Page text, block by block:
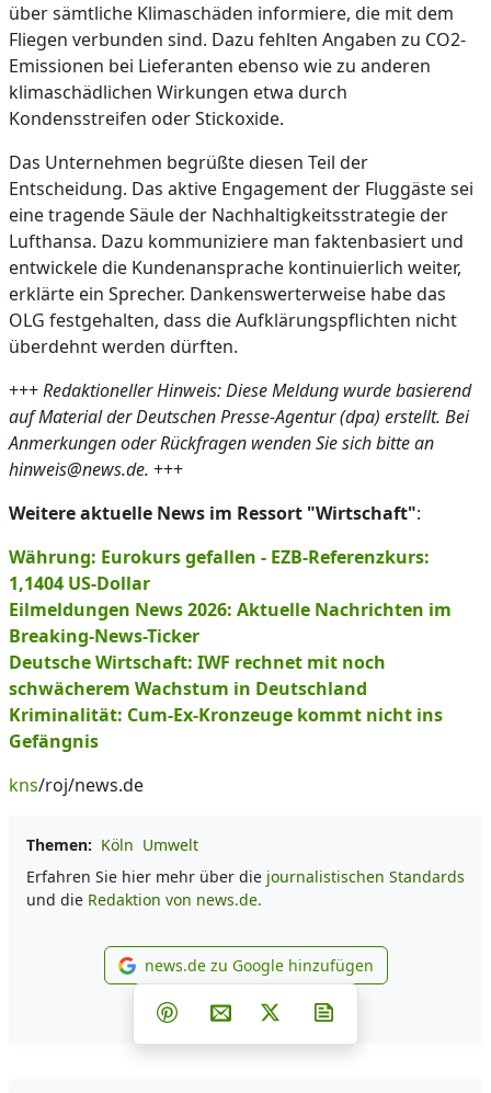
über sämtliche Klimaschäden informiere, die mit dem
Fliegen verbunden sind. Dazu fehlten Angaben zu CO2-
Emissionen bei Lieferanten ebenso wie zu anderen
klimaschädlichen Wirkungen etwa durch
Kondensstreifen oder Stickoxide.
Das Unternehmen begrüßte diesen Teil der
Entscheidung. Das aktive Engagement der Fluggäste sei
eine tragende Säule der Nachhaltigkeitsstrategie der
Lufthansa. Dazu kommuniziere man faktenbasiert und
entwickele die Kundenansprache kontinuierlich weiter,
erklärte ein Sprecher. Dankenswerterweise habe das
OLG festgehalten, dass die Aufklärungspflichten nicht
überdehnt werden dürften.
+++Redaktioneller Hinweis: Diese Meldung wurde basierend
auf Material der Deutschen Presse-Agentur (dpa) erstellt. Bei
Anmerkungen oder Rückfragen wenden Sie sich bitte an
hinweis@news.de. +++
Weitere aktuelle News im Ressort "Wirtschaft":
Währung: Eurokurs gefallen - EZB-Referenzkurs:
1,1404 US-Dollar
Eilmeldungen News 2026: Aktuelle Nachrichten im
Breaking-News-Ticker
Deutsche Wirtschaft: IWF rechnet mit noch
schwächerem Wachstum in Deutschland
Kriminalität: Cum-Ex-Kronzeuge kommt nicht ins
Gefängnis
kns/roj/news.de
Themen: Köln Umwelt
Erfahren Sie hier mehr über die journalistischen Standards
und die Redaktion von news.de.
news.de zu Google
news.de zu Google hinzufügen
Teilen auf Facebook
Teilen auf Whatsapp
Teilen auf Telegram
Teilen auf Pinterest
Per E-Mail teilen
Post auf X